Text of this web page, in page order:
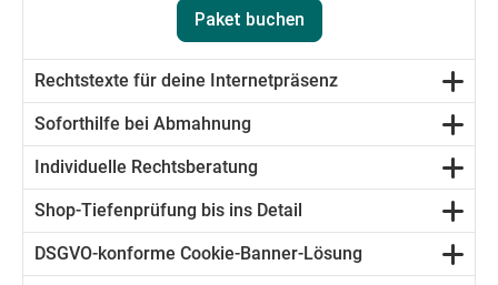
Rechtstexte für deine Internetpräsenz
Soforthilfe bei Abmahnung
Individuelle Rechtsberatung
Shop-Tiefenprüfung bis ins Detail
DSGVO-konforme Cookie-Banner-Lösung
Paket buchen